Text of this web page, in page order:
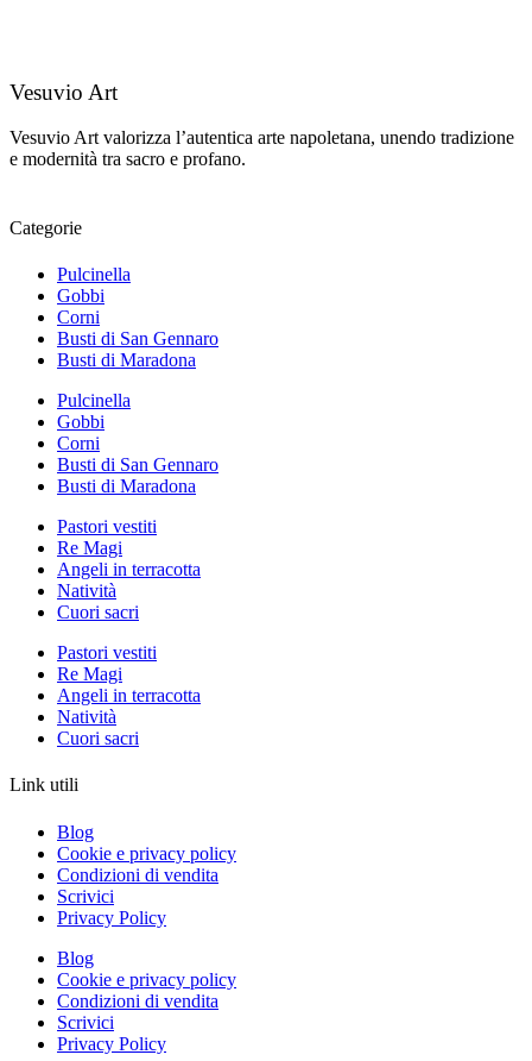
Vesuvio Art
Vesuvio Art valorizza l’autentica arte napoletana, unendo tradizione
e modernità tra sacro e profano.
Categorie
Pulcinella
Gobbi
Corni
Busti di San Gennaro
Busti di Maradona
Pulcinella
Gobbi
Corni
Busti di San Gennaro
Busti di Maradona
Pastori vestiti
Re Magi
Angeli in terracotta
Natività
Cuori sacri
Pastori vestiti
Re Magi
Angeli in terracotta
Natività
Cuori sacri
Link utili
Blog
Cookie e privacy policy
Condizioni di vendita
Scrivici
Privacy Policy
Blog
Cookie e privacy policy
Condizioni di vendita
Scrivici
Privacy Policy